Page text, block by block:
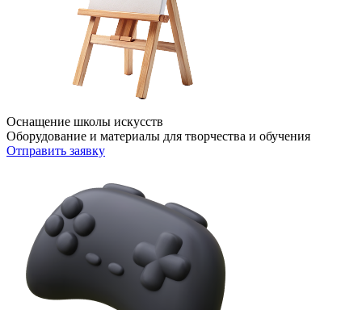
Оснащение школы искусств
Оборудование и материалы для творчества и обучения
Отправить заявку